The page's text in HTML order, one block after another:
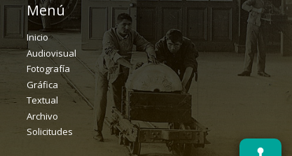
Menú
Inicio
Audiovisual
Fotografía
Gráfica
Textual
Archivo
Solicitudes